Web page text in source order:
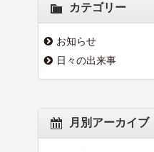
カテゴリー
お知らせ
日々の出来事
月別アーカイブ